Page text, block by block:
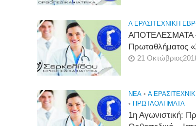
Α ΕΡΑΣΙΤΕΧΝΙΚΉ
ΑΠΟΤΕΛΕΣΜΑΤΑ
Πρωταθλήματος
21
NEA • Α
• ΠΡΩΤΑΘΛΉΜΑΤΑ
1η Αγωνιστική: